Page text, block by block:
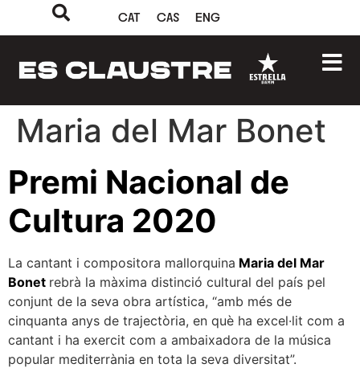
CAT CAS ENG
Maria del Mar Bonet
Premi Nacional de
Cultura 2020
La cantant i compositora mallorquina Maria del Mar
Bonet rebrà la màxima distinció cultural del país pel
conjunt de la seva obra artística, “amb més de
cinquanta anys de trajectòria, en què ha excel·lit com a
cantant i ha exercit com a ambaixadora de la música
popular mediterrània en tota la seva diversitat”.